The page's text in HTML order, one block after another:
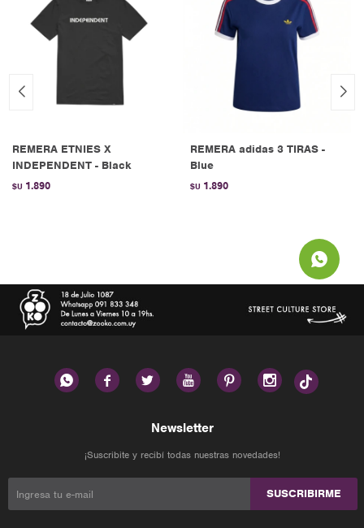
REMERA ETNIES X
INDEPENDENT - Black
$U 1.890
REMERA adidas 3 TIRAS -
Blue
$U 1.890
     
Newsletter
¡Suscribite y recibí todas nuestras novedades!
SUSCRIBIRME